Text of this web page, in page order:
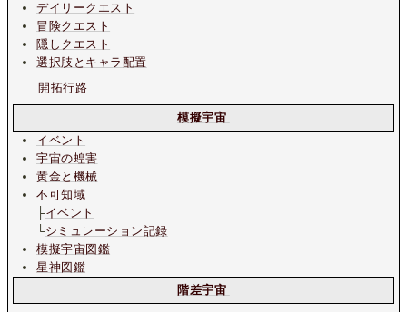
デイリークエスト
冒険クエスト
隠しクエスト
選択肢とキャラ配置
開拓行路
模擬宇宙
イベント
宇宙の蝗害
黄金と機械
不可知域
├イベント
└シミュレーション記録
模擬宇宙図鑑
星神図鑑
階差宇宙